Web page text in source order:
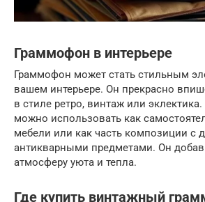
Граммофон в интерьере
Граммофон может стать стильным
вашем интерьере. Он прекрасно
в стиле ретро, винтаж или
можно использовать как
мебели или как часть композиции с
антикварными предметами. Он
атмосферу уюта и тепла.
Где купить винтажный